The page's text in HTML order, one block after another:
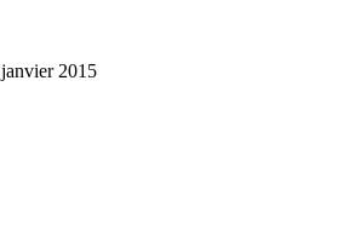
janvier 2015